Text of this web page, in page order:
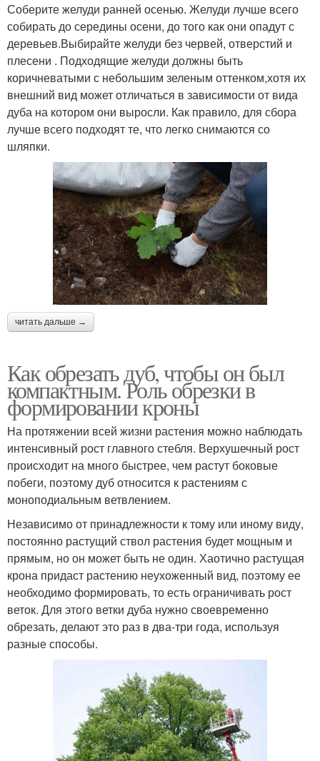
Соберите желуди ранней осенью. Желуди лучше всего
собирать до середины осени, до того как они опадут с
деревьев.Выбирайте желуди без червей, отверстий и
плесени . Подходящие желуди должны быть
коричневатыми с небольшим зеленым оттенком,хотя их
внешний вид может отличаться в зависимости от вида
дуба на котором они выросли. Как правило, для сбора
лучше всего подходят те, что легко снимаются со
шляпки.
читать дальше →
Как обрезать дуб, чтобы он был
компактным. Роль обрезки в
формировании кроны
На протяжении всей жизни растения можно наблюдать
интенсивный рост главного стебля. Верхушечный рост
происходит на много быстрее, чем растут боковые
побеги, поэтому дуб относится к растениям с
моноподиальным ветвлением.
Независимо от принадлежности к тому или иному виду,
постоянно растущий ствол растения будет мощным и
прямым, но он может быть не один. Хаотично растущая
крона придаст растению неухоженный вид, поэтому ее
необходимо формировать, то есть ограничивать рост
веток. Для этого ветки дуба нужно своевременно
обрезать, делают это раз в два-три года, используя
разные способы.